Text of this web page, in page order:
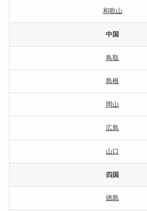
和歌山
中国
鳥取
島根
岡山
広島
山口
四国
徳島